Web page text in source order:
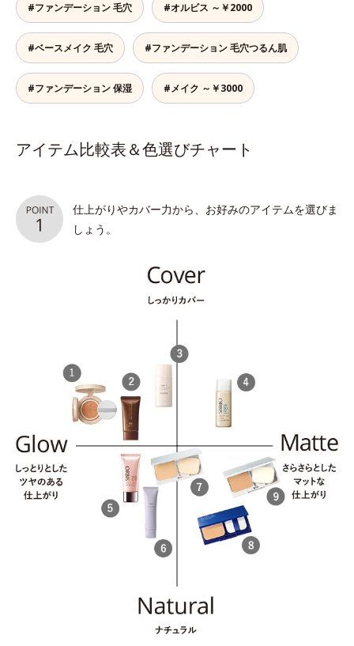
#ファンデーション 毛穴 #オルビス ～￥2000
#ベースメイク 毛穴 #ファンデーション 毛穴つるん肌
#ファンデーション 保湿 #メイク ～￥3000
アイテム比較表＆色選びチャート
仕上がりやカバー力から、お好みのアイテムを選びま
しょう。